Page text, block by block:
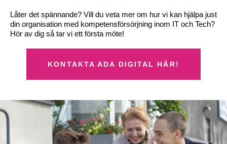
Låter det spännande? Vill du veta mer om hur vi kan hjälpa just
din organisation med kompetensförsörjning inom IT och Tech?
Hör av dig så tar vi ett första möte!
KONTAKTA ADA DIGITAL HÄR!